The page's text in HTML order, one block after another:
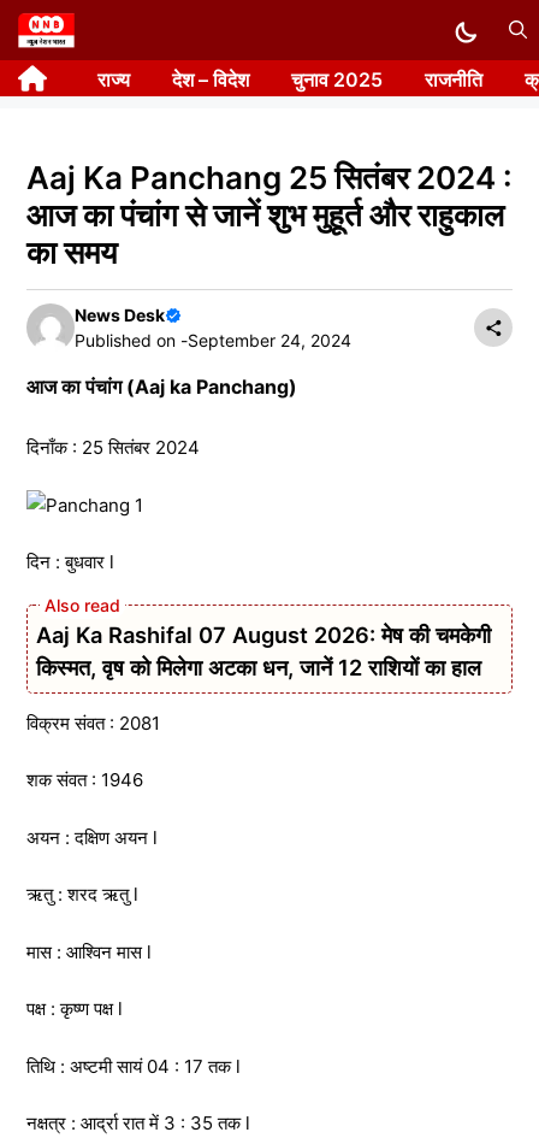
Skip
to
content राज्य देश – विदेश चुनाव 2025 राजनीति
Aaj Ka Panchang 25 सितंबर 2024 :
आज का पंचांग से जानें शुभ मुहूर्त और राहुकाल
का समय
News Desk
Published on -September 24, 2024
आज का पंचांग (Aaj ka Panchang)
दिनाँक : 25 सितंबर 2024
दिन : बुधवार l
Aaj Ka Rashifal 07 August 2026: मेष की चमकेगी
किस्मत, वृष को मिलेगा अटका धन, जानें 12 राशियों का हाल
विक्रम संवत : 2081
शक संवत : 1946
अयन : दक्षिण अयन l
ऋतु : शरद ऋतु l
मास : आश्विन मास l
पक्ष : कृष्ण पक्ष l
तिथि : अष्टमी सायं 04 : 17 तक l
नक्षत्र : आर्द्रा रात में 3 : 35 तक l